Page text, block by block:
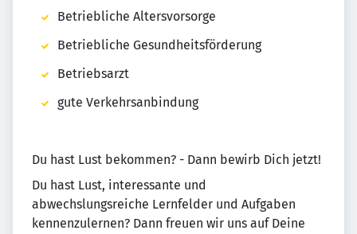
Betriebliche Altersvorsorge
Betriebliche Gesundheitsförderung
Betriebsarzt
gute Verkehrsanbindung
Du hast Lust bekommen? - Dann bewirb Dich jetzt!
Du hast Lust, interessante und
abwechslungsreiche Lernfelder und Aufgaben
kennenzulernen? Dann freuen wir uns auf Deine